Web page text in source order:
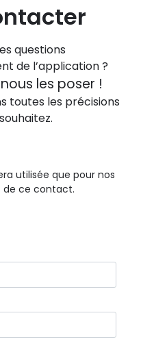
questions
de l’application ?
les poser !
toutes les précisions
utilisée que pour nos
de ce contact.